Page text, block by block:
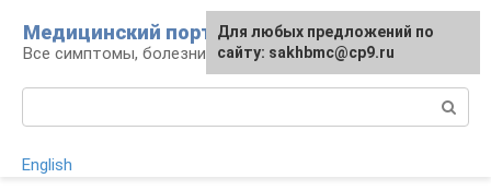
контенту
Медицинский портал
Все симптомы, болезни и их лечение
English
Для любых предложений по
сайту: sakhbmc@cp9.ru